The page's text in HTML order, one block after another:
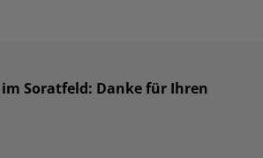
Soratfeld: Danke für Ihren